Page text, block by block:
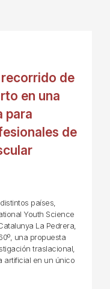
de
en una
para
de
países,
Youth Science
La Pedrera,
una propuesta
traslacional,
artificial en un único